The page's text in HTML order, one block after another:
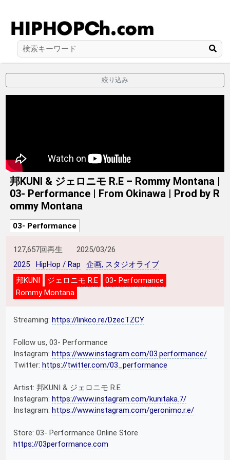
絞り込み
邦KUNI & ジェロニモ R.E – Rommy Montana |
03- Performance | From Okinawa | Prod by R
ommy Montana
03- Performance
127,657回再生
2025/03/26
2025
HipHop / Rap
企画, スタジオライブ
邦KUNI
ジェロニモ R.E
03- Performance
Rommy Montana
Streaming:https://linkco.re/DzecTZCY
Follow us, 03- Performance
Instagram:https://www.instagram.com/03.performance/
Twitter:https://twitter.com/03_performance
Artist: 邦KUNI & ジェロニモ R.E
Instagram:https://www.instagram.com/kunitaka.7/
Instagram:https://www.instagram.com/geronimo.r.e/
Store: 03- Performance Online Store
https://03performance.com